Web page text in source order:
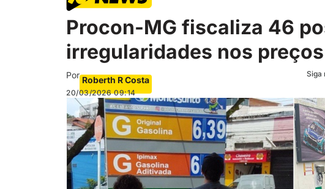
Procon-MG fiscaliza 46
irregularidades nos preços
Por Roberth R Costa
20/03/2026 09:14
Siga